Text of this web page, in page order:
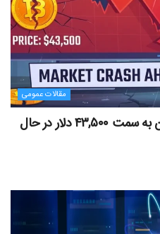
مقالات عمومی
مایکل ترپین: متاسفم، بیت‌کوین به سمت ۴۳,۵۰۰ دلار در حال